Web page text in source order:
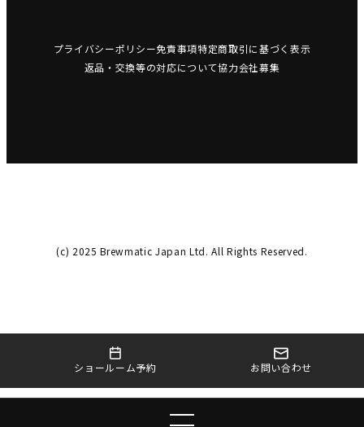
ショールーム予約 お問い合わせ
プライバシーポリシー免責事項特定商取引に基づく表示
返品・交換等の対応について協力会社募集
(c) 2025 Brewmatic Japan Ltd. All Rights Reserved.